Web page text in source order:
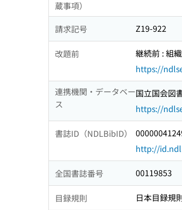
蔵事項）
請求記号 Z19-922
改題前
継続前 : 組
https://
連携機関・データベー
ス
国立国会図
https://
書誌ID（NDLBibID）
http://
全国書誌番号 00119853
目録規則 日本目録規